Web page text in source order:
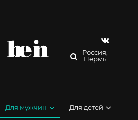
Россия,
Пермь
Для мужчин Для детей